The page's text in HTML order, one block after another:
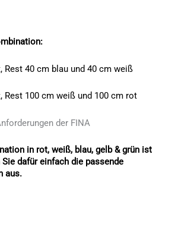
Rest 40 cm blau und 40 cm weiß
Rest 100 cm weiß und 100 cm rot
der FINA
in rot, weiß, blau, gelb & grün ist
dafür einfach die passende
aus.